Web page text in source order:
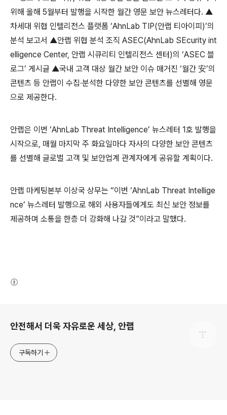
위해 올해 5월부터 발행을 시작한 월간 영문 보안 뉴스레터다. ▲
차세대 위협 인텔리전스 플랫폼 ‘AhnLab TIP(안랩 티아이피 )’의
분석 보고서 ▲안랩 위협 분석 조직 ASEC(AhnLab SEcurity int
elligence Center, 안랩 시큐리티 인텔리전스 센터)의 ‘ASEC 블
로그’ 게시글 ▲국내 고객 대상 월간 보안 이슈 매거진 ‘월간 安’의
콘텐츠 등 안랩이 수집∙분석한 다양한 보안 콘텐츠를 선별해 영문
으로 제공한다.
안랩은 이번 ‘AhnLab Threat Intelligence’ 뉴스레터 1호 발행을
시작으로, 매월 마지막 주 화요일마다 자사의 다양한 보안 콘텐츠
를 선별해 글로벌 고객 및 보안업계 관계자에게 공유할 계획이다.
안랩 마케팅본부 이상국 상무는 “이번 ‘AhnLab Threat Intellige
nce’ 뉴스레터 발행으로 해외 사용자들에게도 최신 보안 정보를
제공하며 소통을 한층 더 강화해 나갈 것”이라고 말했다.
안전해서 더욱 자유로운 세상, 안랩
구독하기